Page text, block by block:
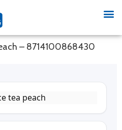
– 8714100868430